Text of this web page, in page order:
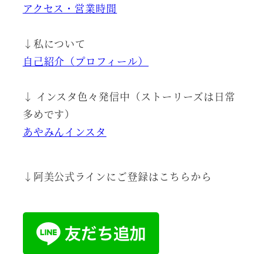
アクセス・営業時間
↓私について
自己紹介（プロフィール）
↓ インスタ色々発信中（ストーリーズは日常
多めです）
あやみんインスタ
↓阿美公式ラインにご登録はこちらから